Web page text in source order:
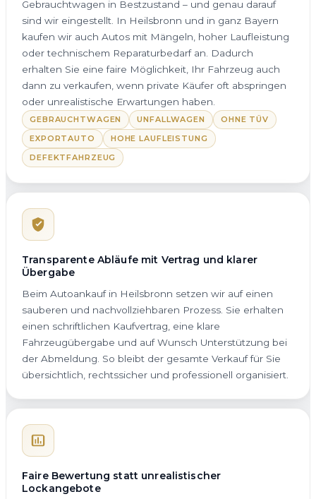
Gebrauchtwagen in Bestzustand – und genau darauf
sind wir eingestellt. In Heilsbronn und in ganz Bayern
kaufen wir auch Autos mit Mängeln, hoher Laufleistung
oder technischem Reparaturbedarf an. Dadurch
erhalten Sie eine faire Möglichkeit, Ihr Fahrzeug auch
dann zu verkaufen, wenn private Käufer oft abspringen
oder unrealistische Erwartungen haben.
GEBRAUCHTWAGEN UNFALLWAGEN
OHNE TÜV
EXPORTAUTO
HOHE LAUFLEISTUNG
DEFEKTFAHRZEUG
Transparente Abläufe mit Vertrag und klarer
Übergabe
Beim Autoankauf in Heilsbronn setzen wir auf einen
sauberen und nachvollziehbaren Prozess. Sie erhalten
einen schriftlichen Kaufvertrag, eine klare
Fahrzeugübergabe und auf Wunsch Unterstützung bei
der Abmeldung. So bleibt der gesamte Verkauf für Sie
übersichtlich, rechtssicher und professionell organisiert.
Faire Bewertung statt unrealistischer
Lockangebote